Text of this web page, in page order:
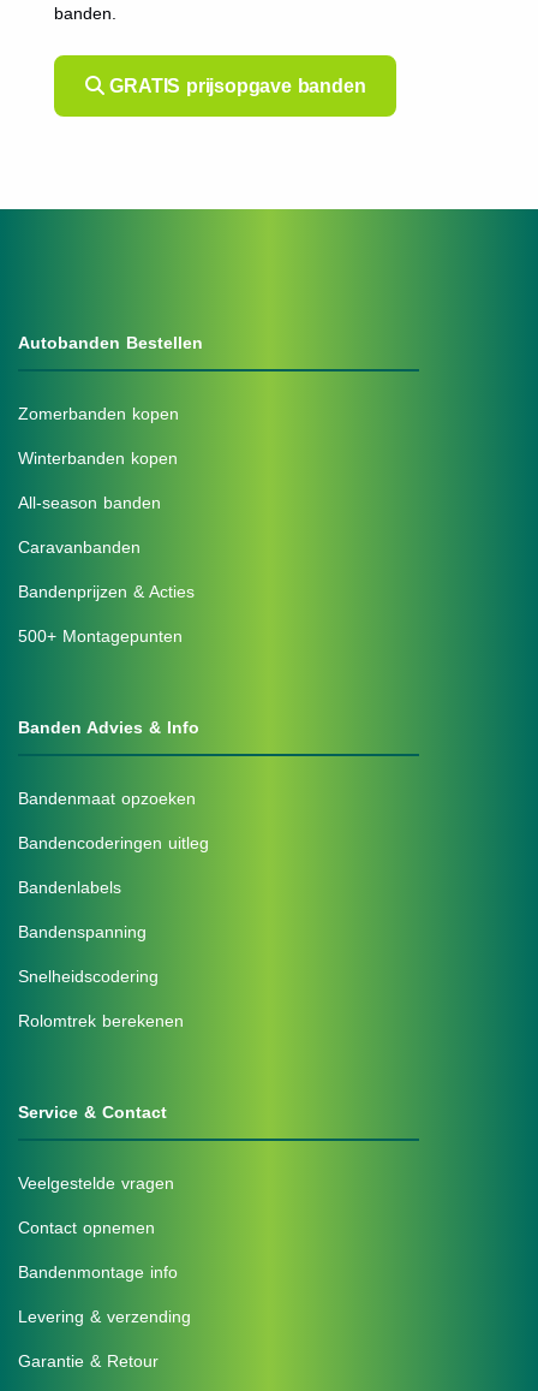
banden.
GRATIS prijsopgave banden
Autobanden Bestellen
Zomerbanden kopen
Winterbanden kopen
All-season banden
Caravanbanden
Bandenprijzen & Acties
500+ Montagepunten
Banden Advies & Info
Bandenmaat opzoeken
Bandencoderingen uitleg
Bandenlabels
Bandenspanning
Snelheidscodering
Rolomtrek berekenen
Service & Contact
Veelgestelde vragen
Contact opnemen
Bandenmontage info
Levering & verzending
Garantie & Retour